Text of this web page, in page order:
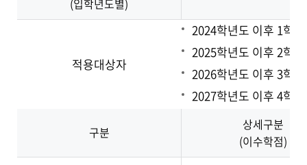
이수교과목
학교현장실습
교직적성인성검사
(입학년도별)
적용대상자
2024학년도 이후 1학
2025학년도 이후 2학
2026학년도 이후 3학
2027학년도 이후 4학
구분
상세구분
(이수학점)